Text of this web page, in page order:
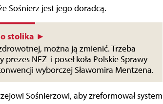
Sośnierz jest jego doradcą.
stolika ►
można ją zmienić. Trzeba
prezes NFZ i poseł koła Polskie Sprawy
wyborczej Sławomira Mentzena.
Sośnierzowi, aby zreformował system